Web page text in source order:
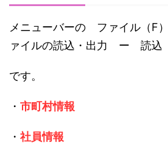
メニューバーの ファイル（
ァイルの読込・出力 ー 読込
です。
・ 市町村情報
・ 社員情報